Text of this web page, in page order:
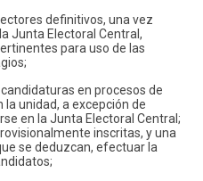
definitivos, una vez
Junta Electoral Central,
para uso de las
en procesos de
unidad, a excepción de
en la Junta Electoral Central;
inscritas, y una
se deduzcan, efectuar la